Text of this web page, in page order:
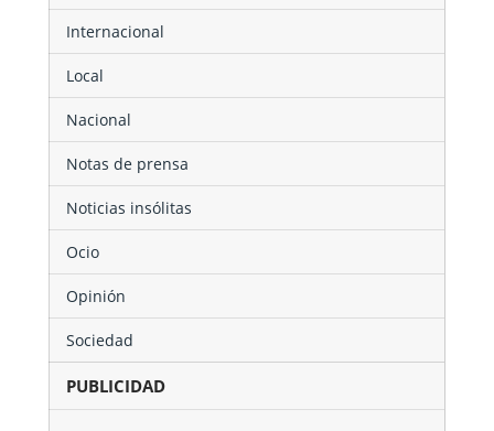
Internacional
Local
Nacional
Notas de prensa
Noticias insólitas
Ocio
Opinión
Sociedad
PUBLICIDAD